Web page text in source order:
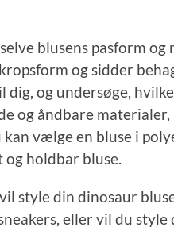
blusens pasform og
og sidder
og undersøge,
og åndbare materialer,
vælge en bluse i
holdbar bluse.
style din dinosaur
eller vil du style